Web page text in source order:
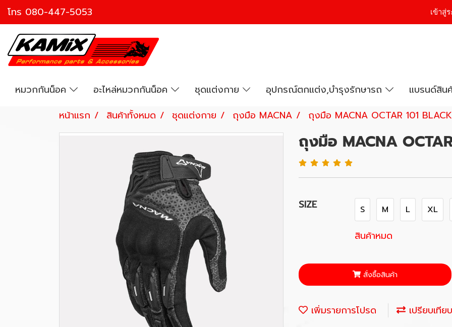
โทร 080-447-5053 เข้าสู่
หมวกกันน็อค อะไหล่หมวกกันน็อค ชุดแต่งกาย อุปกรณ์ตกแต่ง,บำรุงรักษารถ แบรนด์สิน
หน้าแรก
สินค้าทั้งหมด ชุดแต่งกาย ถุงมือ MACNA ถุงมือ MACNA OCTAR 101 BLACK
ถุงมือ MACNA
SIZE S M L XL
สินค้าหมด
สั่งซื้อสินค้า
เพิ่มรายการโปรด เปรียบเทียบ